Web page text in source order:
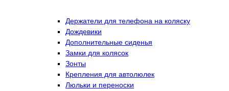
Держатели для телефона на коляску
Дождевики
Дополнительные сиденья
Замки для колясок
Зонты
Крепления для автолюлек
Люльки и переноски